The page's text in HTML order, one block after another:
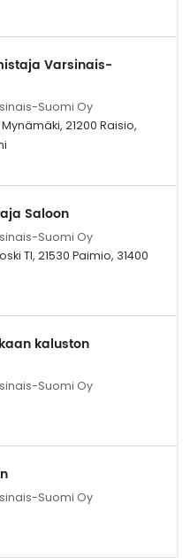
Varsinais-
Suomi Oy
21200 Raisio,
Saloon
Suomi Oy
Tl, 21530 Paimio, 31400
kaluston
Suomi Oy
Suomi Oy